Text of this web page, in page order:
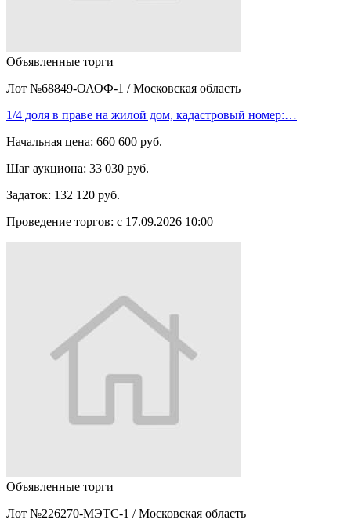
Объявленные торги
Лот №68849-ОАОФ-1 / Московская область
1/4 доля в праве на жилой дом, кадастровый номер:…
Начальная цена: 660 600 руб.
Шаг аукциона: 33 030 руб.
Задаток: 132 120 руб.
Проведение торгов: с 17.09.2026 10:00
Объявленные торги
Лот №226270-МЭТС-1 / Московская область